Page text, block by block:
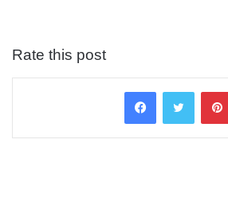
Rate this post
FacebookTwitter